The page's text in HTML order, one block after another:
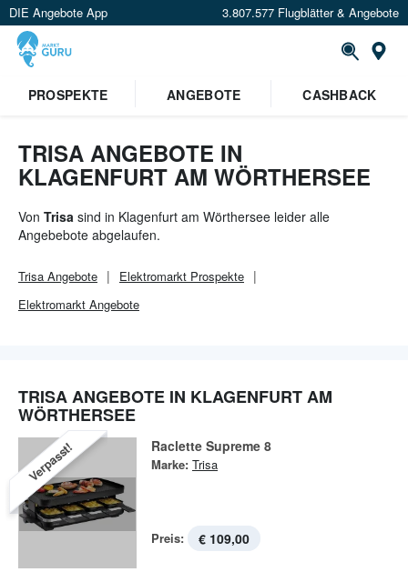
DIE Angebote App 3.807.577 Flugblätter & Angebote
PROSPEKTE
ANGEBOTE CASHBACK
TRISA ANGEBOTE IN
KLAGENFURT AM WÖRTHERSEE
Von Trisa sind in Klagenfurt am Wörthersee leider alle
Angebebote abgelaufen.
Trisa Angebote Elektromarkt Prospekte
Elektromarkt Angebote
TRISA ANGEBOTE IN KLAGENFURT AM
WÖRTHERSEE
Verpasst! Raclette Supreme 8
Marke: Trisa
Preis: € 109,00